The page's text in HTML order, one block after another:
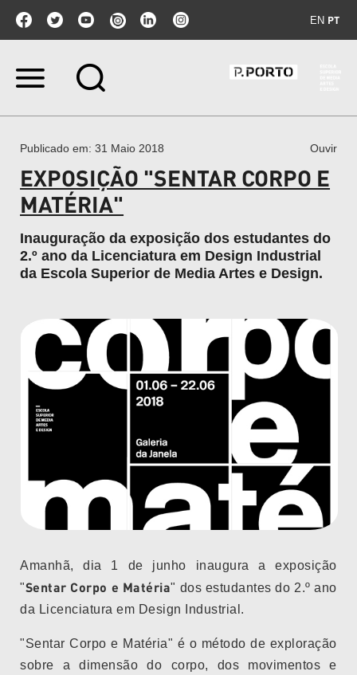
EN PT
Ir
conteúdo.
Ir
para
navegação
Publicado em: 31 Maio 2018 Ouvir
EXPOSIÇÃO "SENTAR CORPO E
MATÉRIA"
Inauguração da exposição dos estudantes do
2.º ano da Licenciatura em Design Industrial
da Escola Superior de Media Artes e Design.
Amanhã, dia 1 de junho inaugura a exposição
"Sentar Corpo e Matéria" dos estudantes do 2.º ano
da Licenciatura em Design Industrial.
"Sentar Corpo e Matéria" é o método de exploração
sobre a dimensão do corpo, dos movimentos e